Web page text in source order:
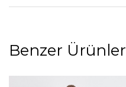
Benzer Ürünler